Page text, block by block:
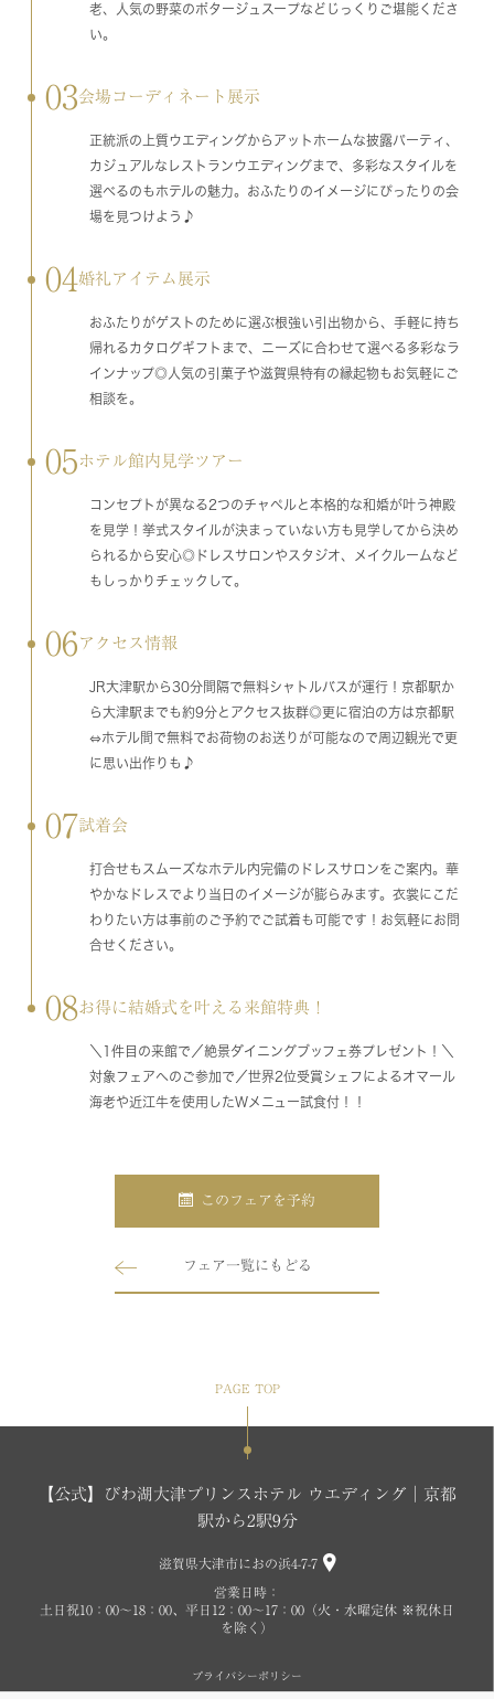
老、人気の野菜のポタージュスープなどじっくりご堪能くださ
い。
03会場コーディネート展示
正統派の上質ウエディングからアットホームな披露パーティ、
カジュアルなレストランウエディングまで、多彩なスタイルを
選べるのもホテルの魅力。おふたりのイメージにぴったりの会
場を見つけよう♪
04婚礼アイテム展示
おふたりがゲストのために選ぶ根強い引出物から、手軽に持ち
帰れるカタログギフトまで、ニーズに合わせて選べる多彩なラ
インナップ◎人気の引菓子や滋賀県特有の縁起物もお気軽にご
相談を。
05 ホテル館内見学ツアー
コンセプトが異なる2つのチャペルと本格的な和婚が叶う神殿
を見学！挙式スタイルが決まっていない方も見学してから決め
られるから安心◎ドレスサロンやスタジオ、メイクルームなど
もしっかりチェックして。
06 アクセス情報
JR大津駅から30分間隔で無料シャトルバスが運行！京都駅か
ら大津駅までも約9分とアクセス抜群◎更に宿泊の方は京都駅
⇔ホテル間で無料でお荷物のお送りが可能なので周辺観光で更
に思い出作りも♪
07試着会
打合せもスムーズなホテル内完備のドレスサロンをご案内。華
やかなドレスでより当日のイメージが膨らみます。衣裳にこだ
わりたい方は事前のご予約でご試着も可能です！お気軽にお問
合せください。
08お得に結婚式を叶える来館特典！
＼1件目の来館で／絶景ダイニングブッフェ券プレゼント！＼
対象フェアへのご参加で／世界2位受賞シェフによるオマール
海老や近江牛を使用したWメニュー試食付！！
このフェアを予約
フェア一覧にもどる
PAGE TOP
【公式】びわ湖大津プリンスホテル ウエディング│京都
駅から2駅9分
滋賀県大津市におの浜4-7-7
営業日時：
土日祝10：00～18：00、平日12：00～17：00（火・水曜定休 ※祝休日
を除く）
プライバシーポリシー